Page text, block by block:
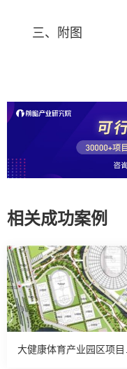
三、附图
相关成功案例